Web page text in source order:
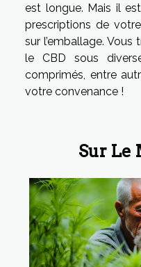
est longue. Mais il
prescriptions de
sur l’emballage.
le CBD sous
comprimés, entre
votre convenance !
Sur Le